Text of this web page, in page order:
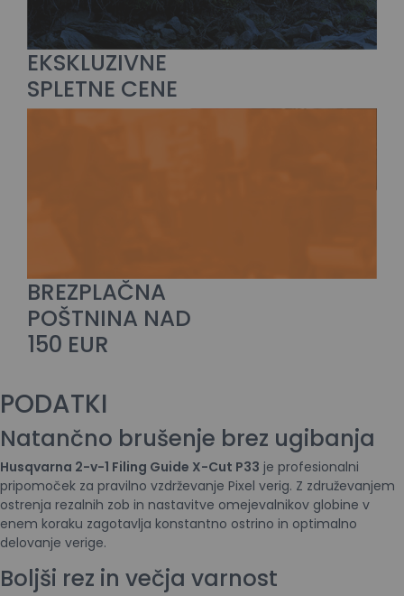
EKSKLUZIVNE
SPLETNE CENE
BREZPLAČNA
POŠTNINA NAD
150 EUR
PODATKI
Natančno brušenje brez ugibanja
Husqvarna 2-v-1 Filing Guide X-Cut P33 je profesionalni
pripomoček za pravilno vzdrževanje Pixel verig. Z združevanjem
ostrenja rezalnih zob in nastavitve omejevalnikov globine v
enem koraku zagotavlja konstantno ostrino in optimalno
delovanje verige.
Boljši rez in večja varnost